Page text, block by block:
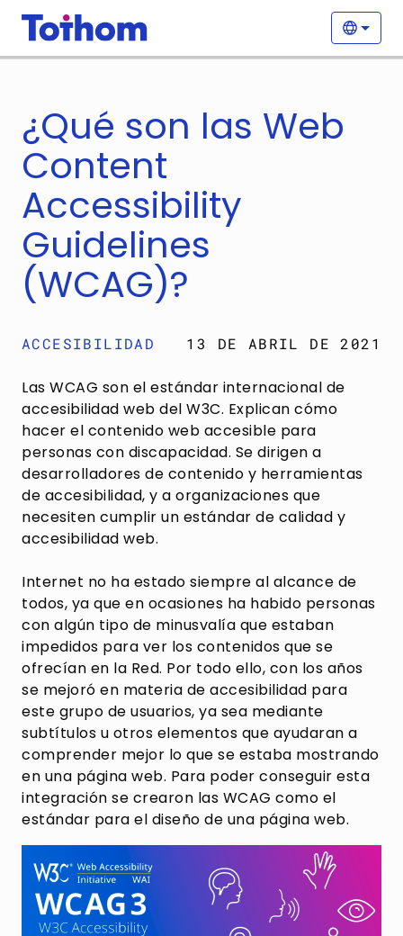
Pasar al contenido principal
¿Qué son las Web
Content
Accessibility
Guidelines
(WCAG)?
ACCESIBILIDAD 13 DE ABRIL DE 2021
Las WCAG son el estándar internacional de
accesibilidad web del W3C. Explican cómo
hacer el contenido web accesible para
personas con discapacidad. Se dirigen a
desarrolladores de contenido y herramientas
de accesibilidad, y a organizaciones que
necesiten cumplir un estándar de calidad y
accesibilidad web.
Internet no ha estado siempre al alcance de
todos, ya que en ocasiones ha habido personas
con algún tipo de minusvalía que estaban
impedidos para ver los contenidos que se
ofrecían en la Red. Por todo ello, con los años
se mejoró en materia de accesibilidad para
este grupo de usuarios, ya sea mediante
subtítulos u otros elementos que ayudaran a
comprender mejor lo que se estaba mostrando
en una página web. Para poder conseguir esta
integración se crearon las WCAG como el
estándar para el diseño de una página web.